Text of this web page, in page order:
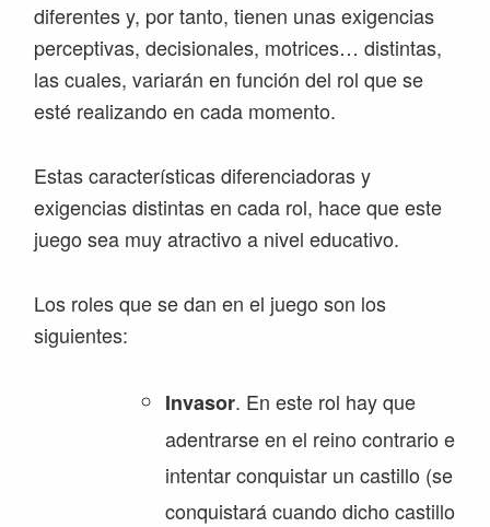
diferentes y, por tanto, tienen unas exigencias
perceptivas, decisionales, motrices… distintas,
las cuales, variarán en función del rol que se
esté realizando en cada momento.
Estas características diferenciadoras y
exigencias distintas en cada rol, hace que este
juego sea muy atractivo a nivel educativo.
Los roles que se dan en el juego son los
siguientes:
Invasor. En este rol hay que
adentrarse en el reino contrario e
intentar conquistar un castillo (se
conquistará cuando dicho castillo